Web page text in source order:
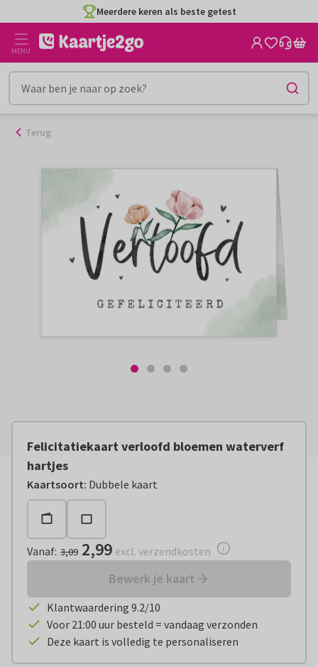
naar
inhoud
Meerdere keren als beste getest
MENU
Terug
Felicitatiekaart verloofd bloemen waterverf
hartjes
Kaartsoort: Dubbele kaart
Vanaf:€ 2,99 excl. verzendkosten
Vanaf: 3,09 2,99 excl. verzendkosten
Bewerk je kaart
Klantwaardering 9.2/10
Voor 21:00 uur besteld = vandaag verzonden
Deze kaart is volledig te personaliseren